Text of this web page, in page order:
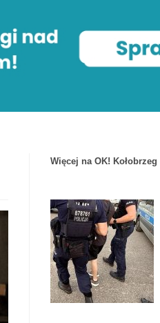
Więcej na OK! Kołobrzeg